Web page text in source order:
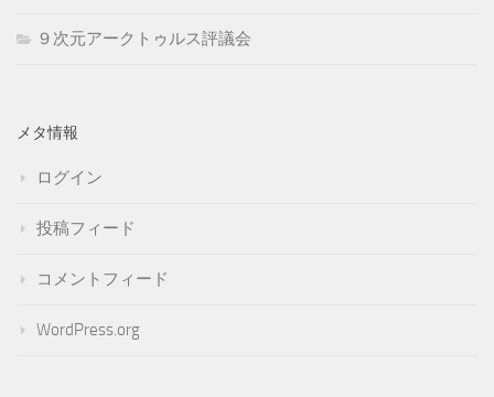
９次元アークトゥルス評議会
メタ情報
ログイン
投稿フィード
コメントフィード
WordPress.org